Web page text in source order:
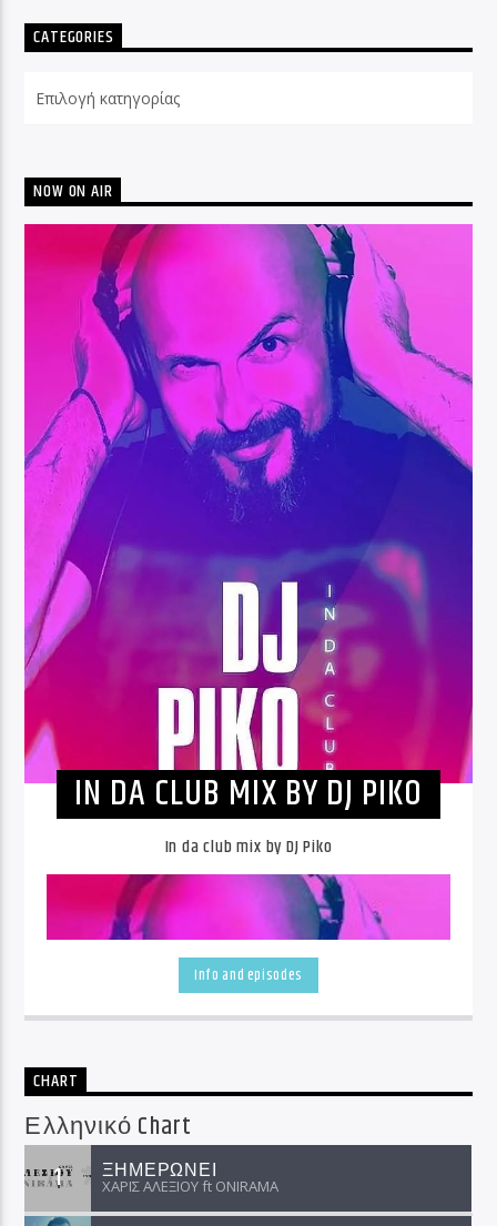
CATEGORIES
NOW ON AIR
IN DA CLUB MIX BY DJ PIKO
In da club mix by DJ Piko
Info and episodes
CHART
Ελληνικό Chart
1 ΞΗΜΕΡΩΝΕΙ
ΧΑΡΙΣ ΑΛΕΞΙΟΥ ft ΟNIRAMA